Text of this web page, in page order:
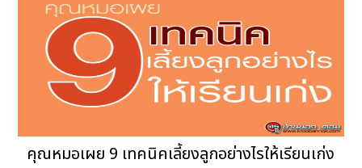
คุณหมอเผย 9 เทคนิคเลี้ยงลูกอย่างไรให้เรียนเก่ง